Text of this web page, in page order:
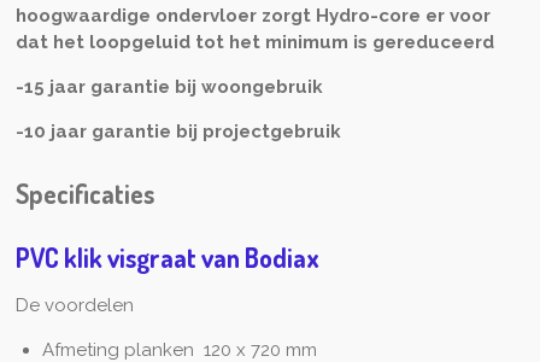
hoogwaardige ondervloer zorgt Hydro-core er voor
dat het loopgeluid tot het minimum is gereduceerd
-15 jaar garantie bij woongebruik
-10 jaar garantie bij projectgebruik
Specificaties
PVC klik visgraat van Bodiax
De voordelen
Afmeting planken 120 x 720 mm